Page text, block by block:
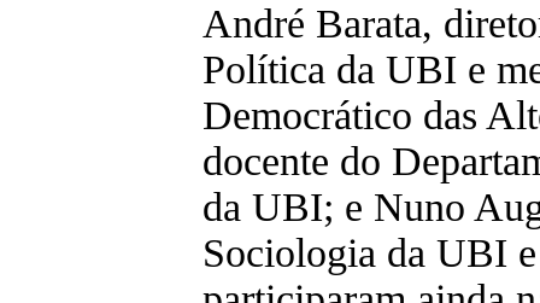
André Barata,
Política da UBI e
Democrático das
docente do
da UBI; e Nuno
Sociologia da UBI